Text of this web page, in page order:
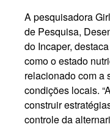
A pesquisadora
de Pesquisa,
do Incaper,
como o estado
relacionado com a
condições locais.
construir
controle da